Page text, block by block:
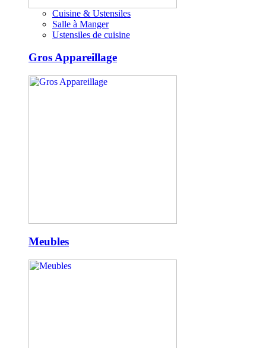
Cuisine & Ustensiles
Salle à Manger
Ustensiles de cuisine
Gros Appareillage
Meubles